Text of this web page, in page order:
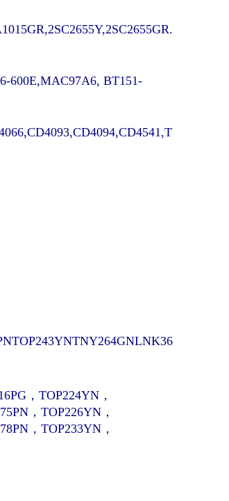
600E,MAC97A6, BT151-
，TOP224YN，
，TOP226YN，
，TOP233YN，